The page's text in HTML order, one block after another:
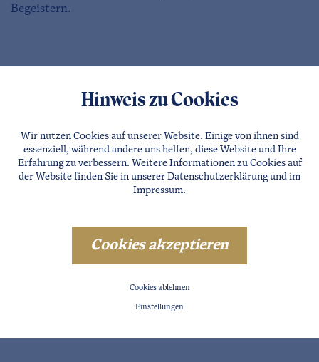
Begeistern.
Hinweis zu Cookies
Wir nutzen Cookies auf unserer Website. Einige von ihnen sind
essenziell, während andere uns helfen, diese Website und Ihre
Erfahrung zu verbessern. Weitere Informationen zu Cookies auf
der Website finden Sie in unserer Datenschutzerklärungund im
Impressum.
Cookies akzeptieren
Cookies ablehnen
Einstellungen